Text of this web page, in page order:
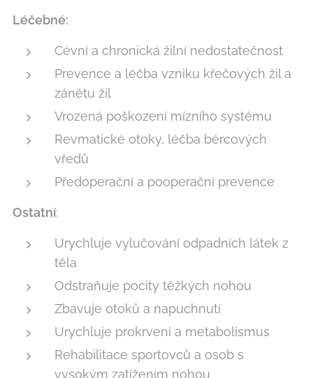
Léčebné:
Cévní a chronická žilní nedostatečnost
Prevence a léčba vzniku křečových žil a
zánětu žil
Vrozená poškození mízního systému
Revmatické otoky, léčba bércových
vředů
Předoperační a pooperační prevence
Ostatní:
Urychluje vylučování odpadních látek z
těla
Odstraňuje pocity těžkých nohou
Zbavuje otoků a napuchnutí
Urychluje prokrvení a metabolismus
Rehabilitace sportovců a osob s
vysokým zatížením nohou